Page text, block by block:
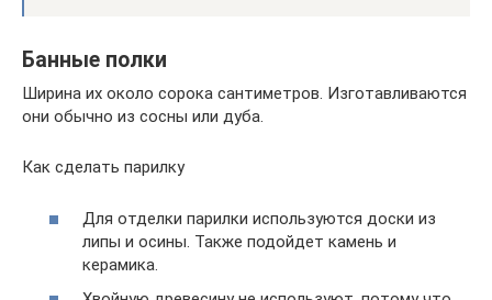
Банные полки
Ширина их около сорока сантиметров. Изготавливаются
они обычно из сосны или дуба.
Как сделать парилку
Для отделки парилки используются доски из
липы и осины. Также подойдет камень и
керамика.